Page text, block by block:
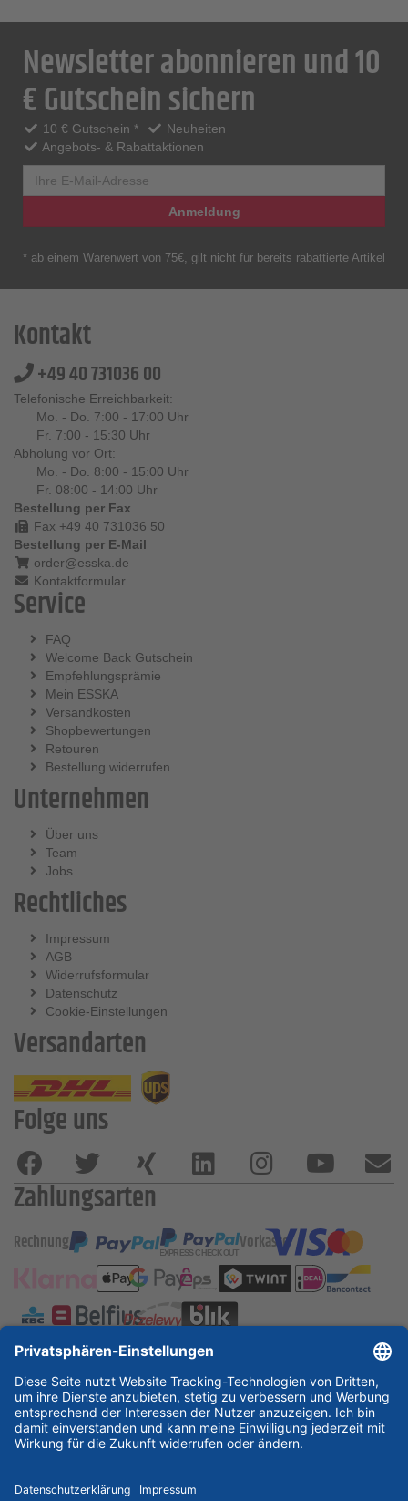
Newsletter abonnieren und 10
€ Gutschein sichern
10 € Gutschein *
Neuheiten
Angebots- & Rabattaktionen
Anmeldung
* ab einem Warenwert von 75€, gilt nicht für bereits rabattierte Artikel
Kontakt
+49 40 731036 00
Telefonische Erreichbarkeit:
Mo. - Do. 7:00 - 17:00 Uhr
Fr. 7:00 - 15:30 Uhr
Abholung vor Ort:
Mo. - Do. 8:00 - 15:00 Uhr
Fr. 08:00 - 14:00 Uhr
Bestellung per Fax
Fax +49 40 731036 50
Bestellung per E-Mail
order@esska.de
Kontaktformular
Service
FAQ
Welcome Back Gutschein
Empfehlungsprämie
Mein ESSKA
Versandkosten
Shopbewertungen
Retouren
Bestellung widerrufen
Unternehmen
Über uns
Team
Jobs
Rechtliches
Impressum
AGB
Widerrufsformular
Datenschutz
Cookie-Einstellungen
Versandarten
Folge uns
Zahlungsarten
Rechnung Vorkasse
ESSKA International
new
new new